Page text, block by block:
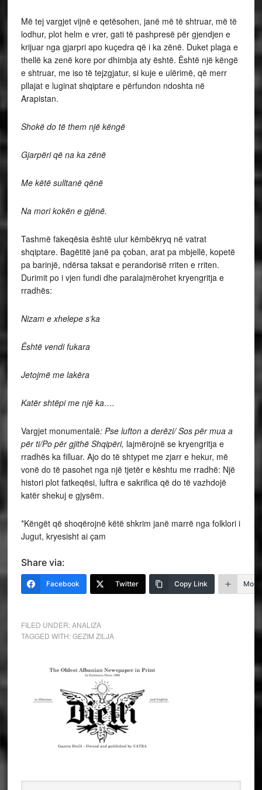
Më tej vargjet vijnë e qetësohen, janë më të shtruar, më të
lodhur, plot helm e vrer, gati të pashpresë për gjendjen e
krijuar nga gjarpri apo kuçedra që i ka zënë. Duket plaga e
thellë ka zenë kore por dhimbja aty është. Është një këngë
e shtruar, me iso të tejzgjatur, si kuje e ulërimë, që merr
pllajat e luginat shqiptare e përfundon ndoshta në
Arapistan.
Shokë do të them një këngë
Gjarpëri që na ka zënë
Me këtë sulltanë qënë
Na mori kokën e gjënë.
Tashmë fakeqësia është ulur këmbëkryq në vatrat
shqiptare. Bagëtitë janë pa çoban, arat pa mbjellë, kopetë
pa barinjë, ndërsa taksat e perandorisë rriten e rriten.
Durimit po i vjen fundi dhe paralajmërohet kryengritja e
rradhës:
Nizam e xhelepe s’ka
Është vendi fukara
Jetojmë me lakëra
Katër shtëpi me një ka….
Vargjet monumentalë: Pse lufton a derëzi/ Sos për mua a
për ti/Po për gjithë Shqipëri, lajmërojnë se kryengritja e
rradhës ka filluar. Ajo do të shtypet me zjarr e hekur, më
vonë do të pasohet nga një tjetër e kështu me rradhë: Një
histori plot fatkeqësi, luftra e sakrifica që do të vazhdojë
katër shekuj e gjysëm.
*Këngët që shoqërojnë këtë shkrim janë marrë nga folklori i
Jugut, kryesisht ai çam
Share via:
Facebook Twitter Copy Link More
FILED UNDER:ANALIZA
TAGGED WITH:GEZIM ZILJA